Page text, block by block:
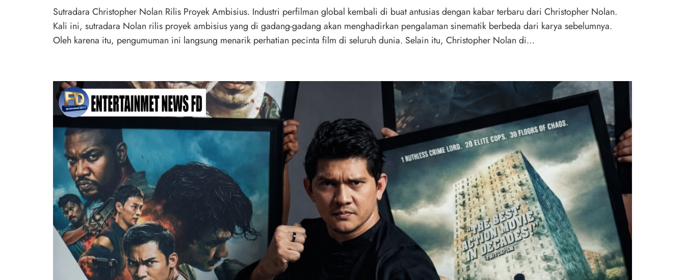
Sutradara Christopher Nolan Rilis Proyek Ambisius. Industri perfilman global kembali di buat antusias dengan kabar terbaru dari Christopher Nolan.
Kali ini, sutradara Nolan rilis proyek ambisius yang di gadang-gadang akan menghadirkan pengalaman sinematik berbeda dari karya sebelumnya.
Oleh karena itu, pengumuman ini langsung menarik perhatian pecinta film di seluruh dunia. Selain itu, Christopher Nolan di…